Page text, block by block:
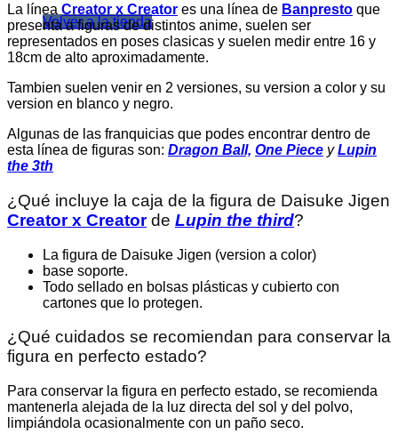
Volver a la tienda
La línea Creator x Creator es una línea de Banpresto que
presenta a figuras de distintos anime, suelen ser
representados en poses clasicas y suelen medir entre 16 y
18cm de alto aproximadamente.
Tambien suelen venir en 2 versiones, su version a color y su
version en blanco y negro.
Algunas de las franquicias que podes encontrar dentro de
esta línea de figuras son: Dragon Ball, One Piece yLupin
the 3th
¿Qué incluye la caja de la figura de Daisuke Jigen
Creator x Creatorde Lupin the third?
La figura de Daisuke Jigen (version a color)
base soporte.
Todo sellado en bolsas plásticas y cubierto con
cartones que lo protegen.
¿Qué cuidados se recomiendan para conservar la
figura en perfecto estado?
Para conservar la figura en perfecto estado, se recomienda
mantenerla alejada de la luz directa del sol y del polvo,
limpiándola ocasionalmente con un paño seco.